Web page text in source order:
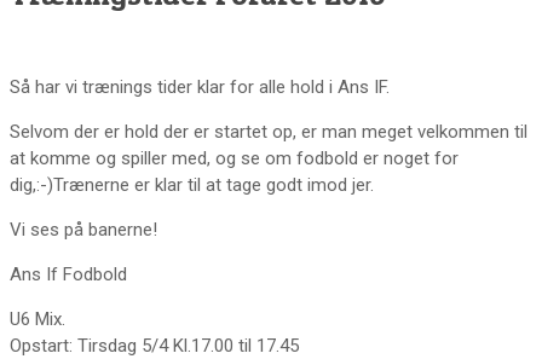
Så har vi trænings tider klar for alle hold i Ans IF.
Selvom der er hold der er startet op, er man meget velkommen til
at komme og spiller med, og se om fodbold er noget for
dig,:-)Trænerne er klar til at tage godt imod jer.
Vi ses på banerne!
Ans If Fodbold
U6 Mix.
Opstart: Tirsdag 5/4 Kl.17.00 til 17.45